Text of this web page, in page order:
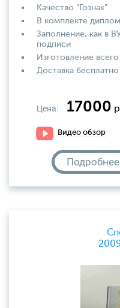
Качество "Гознак"
В комплекте
Заполнение, как в
подписи
Изготовление
Доставка бесплатно
Цена: 17000
Видео обзор
Подробнее